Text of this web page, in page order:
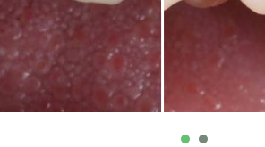
С 2020 является членом ITI
2020 - Пьерпаоло Кортелини,
тканей в области имплантатов:
2021 - Роман Реуцкий,
Хирургическая стоматология,